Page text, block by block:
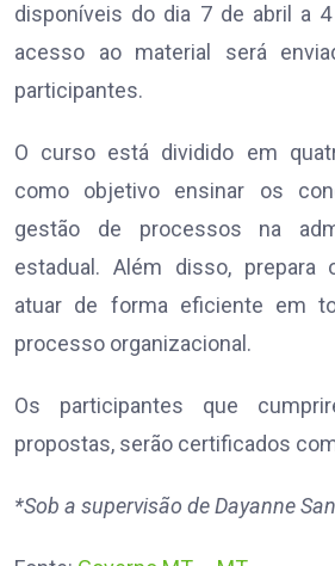
disponíveis do dia 7 de abril a
acesso ao material será
participantes.
O curso está dividido em
como objetivo ensinar os
gestão de processos na
estadual. Além disso, prepara
atuar de forma eficiente em
processo organizacional.
Os participantes que
propostas, serão certificados
*Sob a supervisão de Dayanne